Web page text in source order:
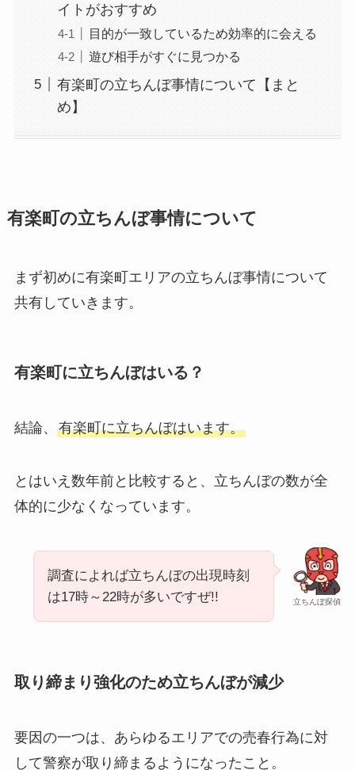
イトがおすすめ
目的が一致しているため効率的に会える
遊び相手がすぐに見つかる
有楽町の立ちんぼ事情について【まと
め】
有楽町の立ちんぼ事情について
まず初めに有楽町エリアの立ちんぼ事情について
共有していきます。
有楽町に立ちんぼはいる？
結論、 有楽町に立ちんぼはいます。
とはいえ数年前と比較すると、立ちんぼの数が全
体的に少なくなっています。
立ちんぼ探偵
調査によれば立ちんぼの出現時刻
は17時～22時が多いですぜ!!
取り締まり強化のため立ちんぼが減少
要因の一つは、あらゆるエリアでの売春行為に対
して警察が取り締まるようになったこと。